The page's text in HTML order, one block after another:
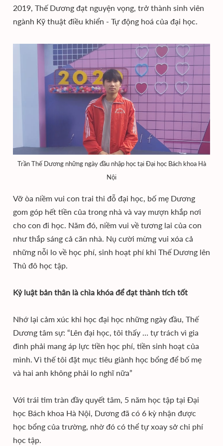
2019, Thế Dương đạt nguyện vọng, trở thành sinh viên
ngành Kỹ thuật điều khiển - Tự động hoá của đại học.
Trần Thế Dương những ngày đầu nhập học tại Đại học Bách khoa Hà
Nội
Vỡ òa niềm vui con trai thi đỗ đại học, bố mẹ Dương
gom góp hết tiền của trong nhà và vay mượn khắp nơi
cho con đi học. Năm đó, niềm vui về tương lai của con
như thắp sáng cả căn nhà. Nụ cười mừng vui xóa cả
những nỗi lo về học phí, sinh hoạt phí khi Thế Dương lên
Thủ đô học tập.
Kỷ luật bản thân là chìa khóa để đạt thành tích tốt
Nhớ lại cảm xúc khi học đại học những ngày đầu, Thế
Dương tâm sự: “Lên đại học, tôi thấy … tự trách vì gia
đình phải mang áp lực tiền học phí, tiền sinh hoạt của
mình. Vì thế tôi đặt mục tiêu giành học bổng để bố mẹ
và hai anh không phải lo nghĩ nữa”
Với trái tim tràn đầy quyết tâm, 5 năm học tập tại Đại
học Bách khoa Hà Nội, Dương đã có 6 kỳ nhận được
học bổng của trường, nhờ đó có thể tự xoay sở chi phí
học tập.